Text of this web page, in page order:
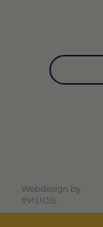
Webdesign by
ANTIGIF